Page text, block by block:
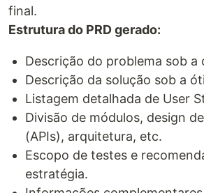
final.
Estrutura do PRD gerado:
Descrição do problema sob a
Descrição da solução sob a
Listagem detalhada de User
Divisão de módulos, design
(APIs), arquitetura, etc.
Escopo de testes e
estratégia.